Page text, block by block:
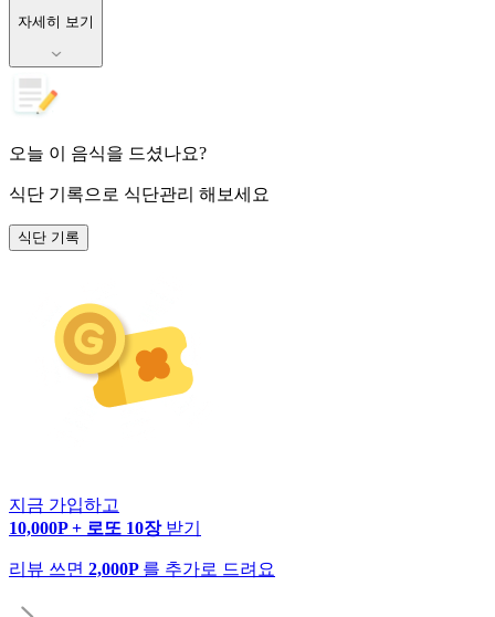
자세히 보기
오늘 이 음식을 드셨나요?
식단 기록으로 식단관리 해보세요
식단 기록
지금 가입하고
10,000P + 로또 10장 받기
리뷰 쓰면 2,000P 를 추가로 드려요